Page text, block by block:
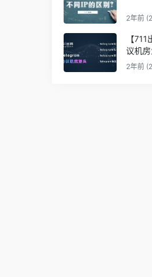
2年前
【
议机
信 采
2年前